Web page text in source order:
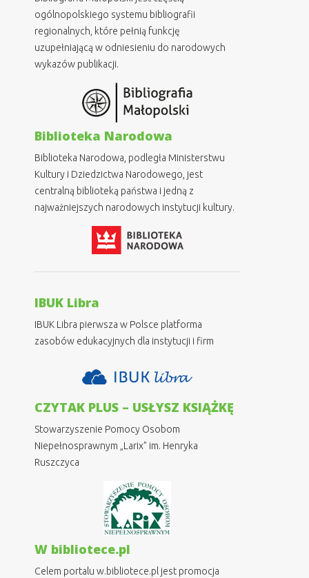
ogólnopolskiego systemu bibliografii
regionalnych, które pełnią funkcję
uzupełniającą w odniesieniu do narodowych
wykazów publikacji.
Biblioteka Narodowa
Biblioteka Narodowa, podległa Ministerstwu
Kultury i Dziedzictwa Narodowego, jest
centralną biblioteką państwa i jedną z
najważniejszych narodowych instytucji kultury.
IBUK Libra
IBUK Libra pierwsza w Polsce platforma
zasobów edukacyjnych dla instytucji i firm
CZYTAK PLUS – USŁYSZ KSIĄŻKĘ
Stowarzyszenie Pomocy Osobom
Niepełnosprawnym „Larix” im. Henryka
Ruszczyca
W bibliotece.pl
Celem portalu w.bibliotece.pl jest promocja